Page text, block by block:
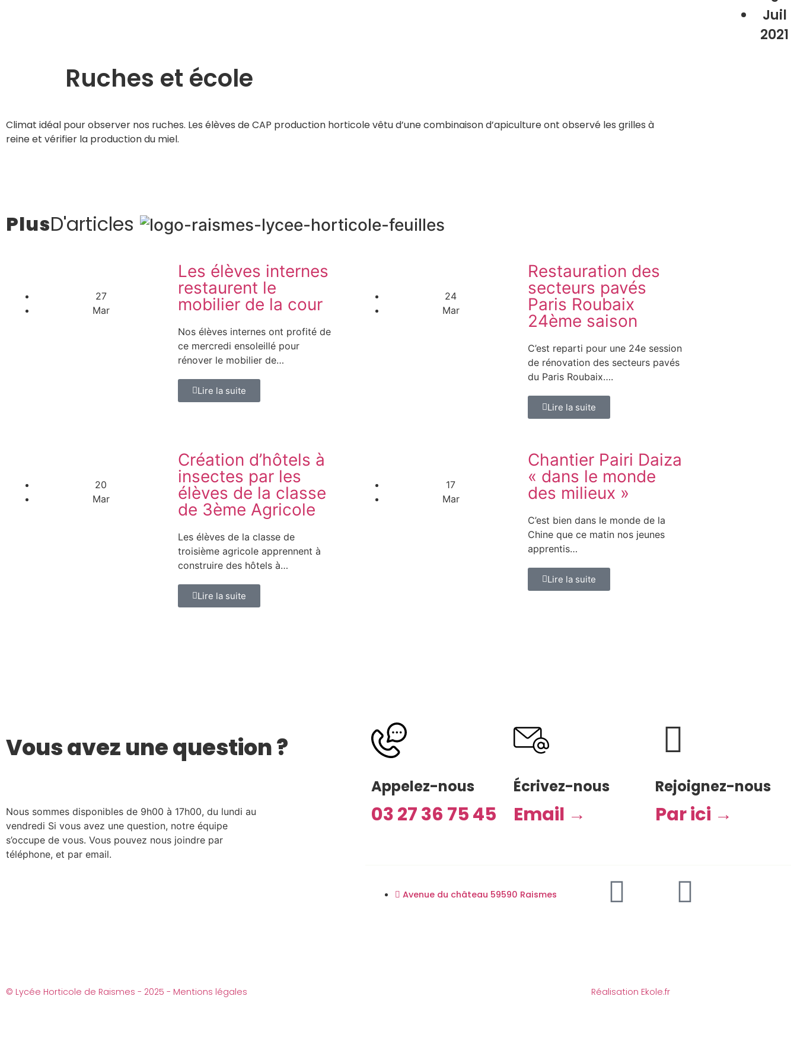
Juil
2021
Ruches et école
Climat idéal pour observer nos ruches. Les élèves de CAP production horticole vêtu d’une combinaison d’apiculture ont observé les grilles à
reine et vérifier la production du miel.
PlusD'articles
27
Mar
Les élèves internes
restaurent le
mobilier de la cour
Nos élèves internes ont profité de
ce mercredi ensoleillé pour
rénover le mobilier de…
Lire la suite
24
Mar
Restauration des
secteurs pavés
Paris Roubaix
24ème saison
C’est reparti pour une 24e session
de rénovation des secteurs pavés
du Paris Roubaix….
Lire la suite
20
Mar
Création d’hôtels à
insectes par les
élèves de la classe
de 3ème Agricole
Les élèves de la classe de
troisième agricole apprennent à
construire des hôtels à…
Lire la suite
17
Mar
Chantier Pairi Daiza
« dans le monde
des milieux »
C’est bien dans le monde de la
Chine que ce matin nos jeunes
apprentis…
Lire la suite
Vous avez une question ?
Nous sommes disponibles de 9h00 à 17h00, du lundi au
vendredi Si vous avez une question, notre équipe
s’occupe de vous. Vous pouvez nous joindre par
téléphone, et par email.
Appelez-nous
03 27 36 75 45
Écrivez-nous
Email →
Rejoignez-nous
Par ici →
Avenue du château 59590 Raismes
© Lycée Horticole de Raismes - 2025 - Mentions légales Réalisation Ekole.fr